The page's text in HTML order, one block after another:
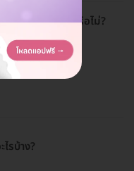
กษาแพทย์ก่อนหรือไม่?
าเพื่อให้แน่ใจว่า
รบ้าง?